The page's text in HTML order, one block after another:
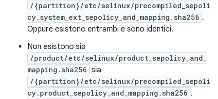
/{partition}/etc/selinux/precompiled_sepoli
cy.system_ext_sepolicy_and_mapping.sha256 .
Oppure esistono entrambi e sono identici.
Non esistono sia
/product/etc/selinux/product_sepolicy_and_
mapping.sha256 sia
/{partition}/etc/selinux/precompiled_sepoli
cy.product_sepolicy_and_mapping.sha256 .